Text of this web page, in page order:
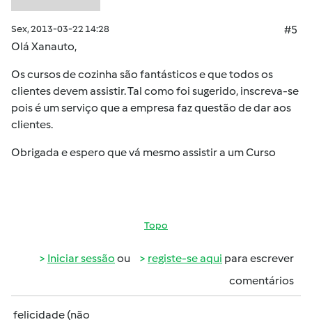
Sex, 2013-03-22 14:28
#5
Olá Xanauto,
Os cursos de cozinha são fantásticos e que todos os
clientes devem assistir. Tal como foi sugerido, inscreva-se
pois é um serviço que a empresa faz questão de dar aos
clientes.
Obrigada e espero que vá mesmo assistir a um Curso
Topo
Iniciar sessão ou registe-se aqui para escrever
comentários
felicidade (não